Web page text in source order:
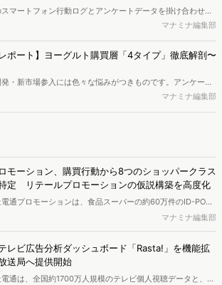
えのSEO・Webマーケティングご担当者様におすすめの内
ています。※本レポートは記事のフォームから無料でダウン
マートフォン行動ログとアンケートデータを掛け合わせ、
年層（高校生）におけるデジタル行動実態やSNSの利用傾向
ートフォンを取り巻く環境が成熟するなか、新興SNSの台頭
生のデジタルライフスタイルは新たな変化を見せていま
は記事内の入力フォームより、ダウンロードいただけま
マナミナ編集部
レポート】ヨーグルト購買層「4タイプ」徹底解剖〜
・新市場参入には色々な悩みがつきものです。アンケート
施しても、購買実態が不透明、新商品の受容性も判断しきれ
なっています。※本レポートは記事のフォームから無料でダ
できます。
マナミナ編集部
モーション、購買行動から8つのショッパークラス
定 リテールプロモーションの仮説構築を高度化
通プロモーションは、食品スーパーの約60万件のID-POS
生活者の定性データをAIで分析し、購買行動の特徴に基づい
ョッパークラスターを特定しました。これにより購買時点
生活者の意識や行動背景の把握が可能となり、リテールプロ
ンにおけるプランニングの高速化と高精度化を実現できると
マナミナ編集部
レビ広告分析ダッシュボード「Rasta!」を機能拡
送局へ提供開始
通は、全国約1700万人規模のテレビ個人視聴データと、独